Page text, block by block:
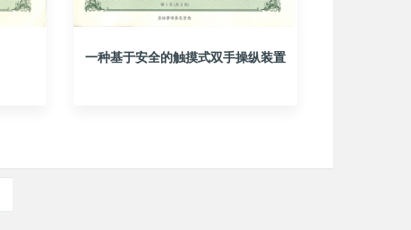
一种基于安全的触摸式双手操纵装置